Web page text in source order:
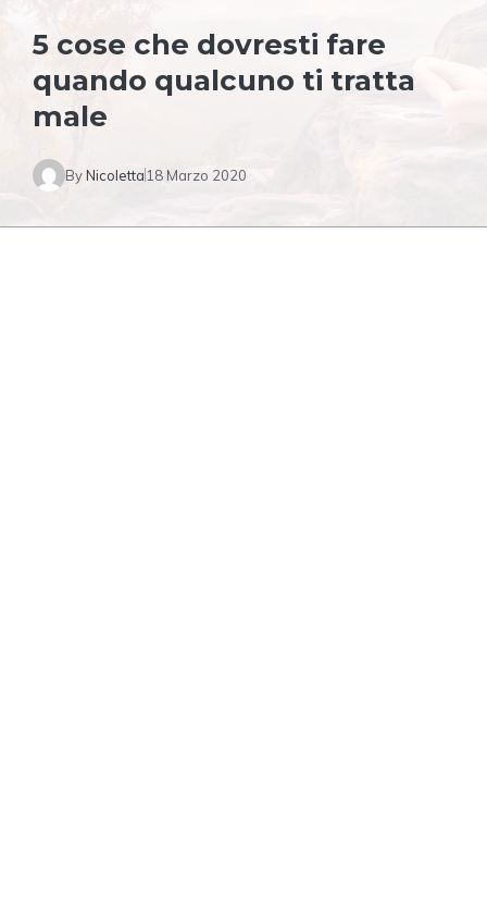
5 cose che dovresti fare
quando qualcuno ti tratta
male
ByNicoletta 18 Marzo 2020